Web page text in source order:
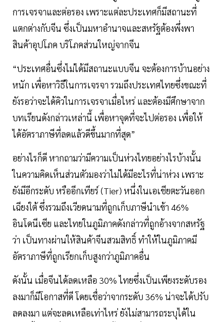
การเจรจาและต่อรอง เพราะแต่ละประเทศก็มีสถานะที่
แตกต่างกับจีน ซึ่งเป็นมหาอำนาจและสหรัฐต้องพึ่งพา
สินค้าอุปโภค บริโภคส่วนใหญ่จากจีน
“ประเทศอื่นซึ่งไม่ได้มีสถานะแบบจีน จะต้องการบ้านอย่าง
หนัก เพื่อหาวิธีในการเจรจา รวมถึงประเทศไทยซึ่งขณะที่
ยังรอว่าจะได้คิวในการเจรจาเมื่อไหร่ และต้องมีศึกษาจาก
บทเรียนดังกล่าวเหล่านี้ เพื่อหาจุดที่จะไปต่อรอง เพื่อให้
ได้อัตราภาษีที่ลดแล้วดีขึ้นมากที่สุด”
อย่างไรก็ดี หากถามว่ามีความเป็นห่วงไทยอย่างไรบ้างนั้น
ในความคิดเห็นส่วนตัวมองว่าไม่ได้มีอะไรที่น่าห่วง เพราะ
ยังมีอีกระดับ หรืออีกเทียร์ (Tier) หนึ่งในเอเชียตะวันออก
เฉียงใต้ ซึ่งรวมถึงเวียดนามที่ถูกเก็บภาษีนำเข้า 46%
อินโดนีเซีย และไทยในภูมิภาคดังกล่าวที่ถูกอ้างจากสหรัฐ
ว่า เป็นทางผ่านให้สินค้าจีนสวมสิทธิ์ ทำให้ในภูมิภาคมี
อัตราภาษีที่ถูกเรียกเก็บสูงกว่าภูมิภาคอื่น
ดังนั้น เมื่อจีนได้ลดเหลือ 30% ไทยซึ่งเป็นเพียงระดับรอง
ลงมาก็มีโอกาสที่ดี โดยเชื่อว่าจากระดับ 36% น่าจะได้ปรับ
ลดลงมา แต่จะลดเหลือเท่าไหร่ ยังไม่สามารถระบุได้ใน